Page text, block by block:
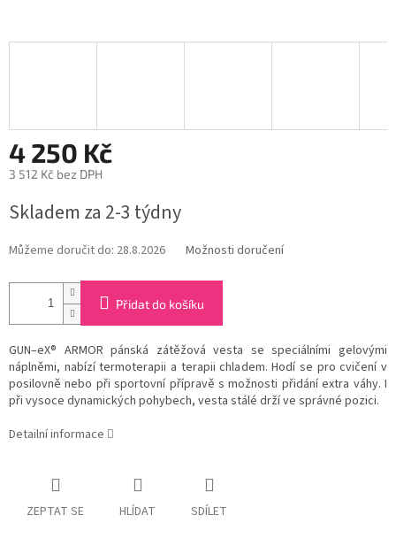
4 250 Kč
3 512 Kč bez DPH
cena:
Skladem za 2-3 týdny
Můžeme doručit do: 28.8.2026 Možnosti doručení
Přidat do košíku
GUN–eX® ARMOR pánská zátěžová vesta se speciálními gelovými
náplněmi, nabízí termoterapii a terapii chladem. Hodí se pro cvičení v
posilovně nebo při sportovní přípravě s možnosti přidání extra váhy. I
při vysoce dynamických pohybech, vesta stálé drží ve správné pozici.
Detailní informace
ZEPTAT SE HLÍDAT SDÍLET